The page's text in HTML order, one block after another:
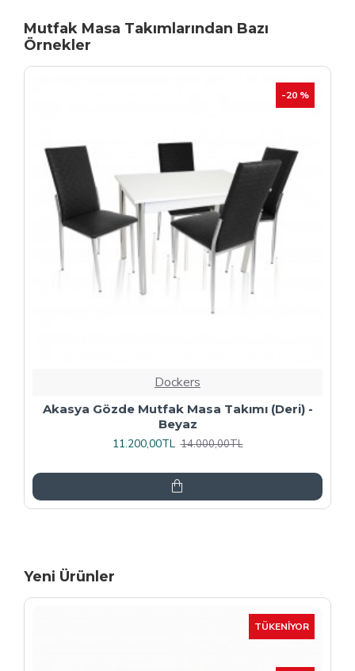
Mutfak Masa Takımlarından Bazı
Örnekler
İNDIRIM
-20 %
Dockers
Premıum - Gözde Mutfak Masa Takımı -
Füme
13.600,00TL 17.000,00TL
Yeni Ürünler
-15 %